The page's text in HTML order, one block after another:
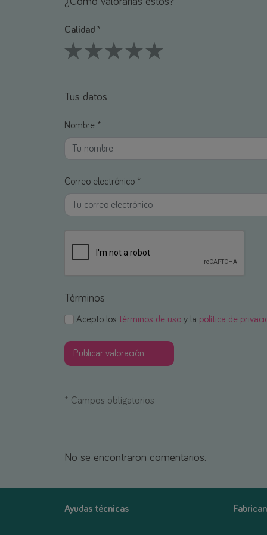
Calidad *
Tus datos
Nombre *
Correo electrónico *
Términos
Acepto los términos de uso y la política de
* Campos obligatorios
No se encontraron comentarios.
Ayudas técnicas